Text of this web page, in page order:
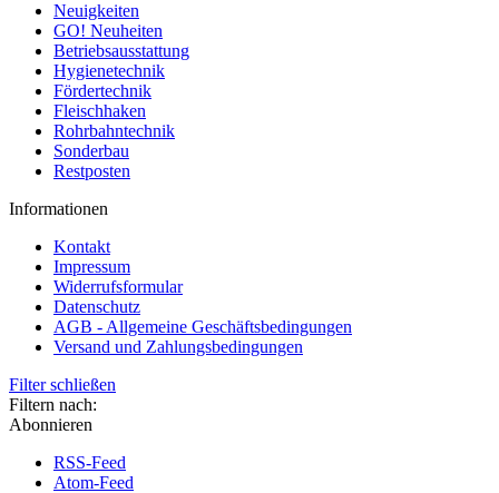
Neuigkeiten
GO! Neuheiten
Betriebsausstattung
Hygienetechnik
Fördertechnik
Fleischhaken
Rohrbahntechnik
Sonderbau
Restposten
Informationen
Kontakt
Impressum
Widerrufsformular
Datenschutz
AGB - Allgemeine Geschäftsbedingungen
Versand und Zahlungsbedingungen
Filter schließen
Filtern nach:
Abonnieren
RSS-Feed
Atom-Feed